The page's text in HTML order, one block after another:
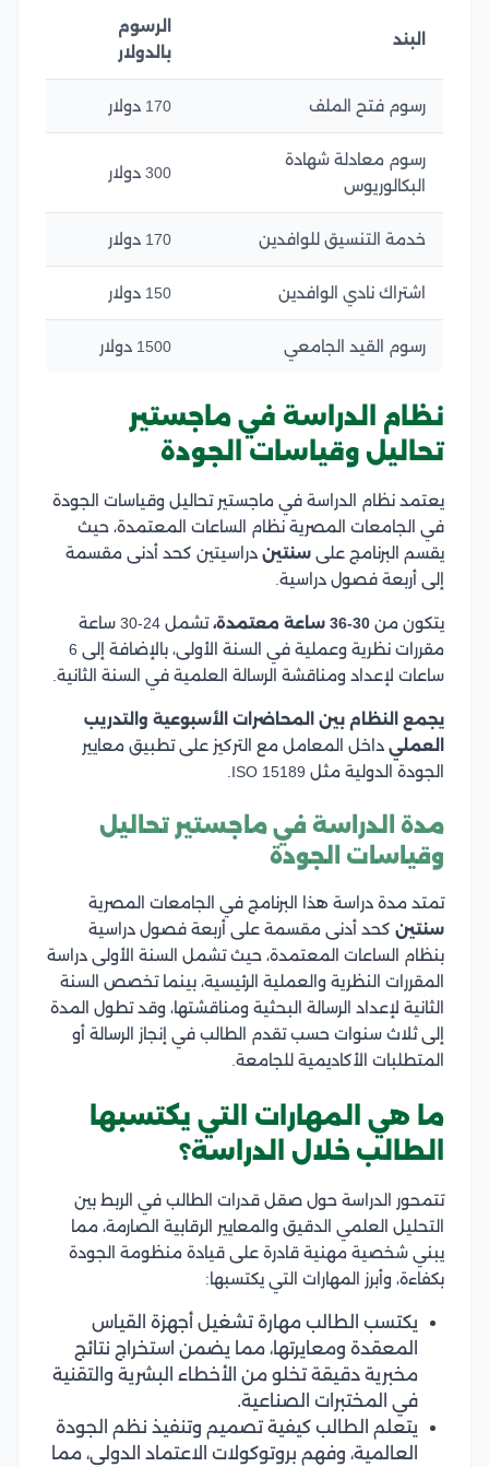
البند
الرسوم
بالدولار
رسوم فتح الملف 170 دولار
رسوم معادلة شهادة
البكالوريوس
300 دولار
خدمة التنسيق للوافدين 170 دولار
اشتراك نادي الوافدين 150 دولار
رسوم القيد الجامعي 1500 دولار
نظام الدراسة في ماجستير
تحاليل وقياسات الجودة
يعتمد نظام الدراسة في ماجستير تحاليل وقياسات الجودة
في الجامعات المصرية نظام الساعات المعتمدة، حيث
يقسم البرنامج على سنتين دراسيتين كحد أدنى مقسمة
إلى أربعة فصول دراسية.
يتكون من
تشمل 24-30 ساعة
مقررات نظرية وعملية في السنة الأولى، بالإضافة إلى 6
ساعات لإعداد ومناقشة الرسالة العلمية في السنة الثانية.
يجمع النظام بين المحاضرات الأسبوعية والتدريب
العملي داخل المعامل مع التركيز على تطبيق معايير
الجودة الدولية مثل ISO 15189.
مدة الدراسة في ماجستير تحاليل
وقياسات الجودة
تمتد مدة دراسة هذا البرنامج في الجامعات المصرية
سنتين كحد أدنى مقسمة على أربعة فصول دراسية
بنظام الساعات المعتمدة، حيث تشمل السنة الأولى دراسة
المقررات النظرية والعملية الرئيسية، بينما تخصص السنة
الثانية لإعداد الرسالة البحثية ومناقشتها، وقد تطول المدة
إلى ثلاث سنوات حسب تقدم الطالب في إنجاز الرسالة أو
المتطلبات الأكاديمية للجامعة.
ما هي المهارات التي يكتسبها
الطالب خلال الدراسة؟
تتمحور الدراسة حول صقل قدرات الطالب في الربط بين
التحليل العلمي الدقيق والمعايير الرقابية الصارمة، مما
يبني شخصية مهنية قادرة على قيادة منظومة الجودة
بكفاءة، وأبرز المهارات التي يكتسبها:
يكتسب الطالب مهارة تشغيل أجهزة القياس
المعقدة ومعايرتها، مما يضمن استخراج نتائج
مخبرية دقيقة تخلو من الأخطاء البشرية والتقنية
في المختبرات الصناعية.
يتعلم الطالب كيفية تصميم وتنفيذ نظم الجودة
العالمية، وفهم بروتوكولات الاعتماد الدولي، مما